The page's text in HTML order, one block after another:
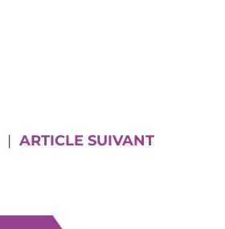
| ARTICLE SUIVANT